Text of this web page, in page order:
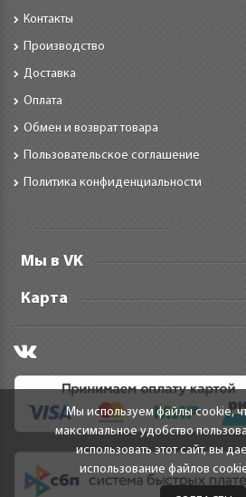
Контакты
Производство
Доставка
Оплата
Обмен и возврат товара
Пользовательское соглашение
Политика конфиденциальности
Мы в VK
Карта
Мы используем файлы cookie,
максимальное удобство
использовать этот сайт, вы
использование файлов